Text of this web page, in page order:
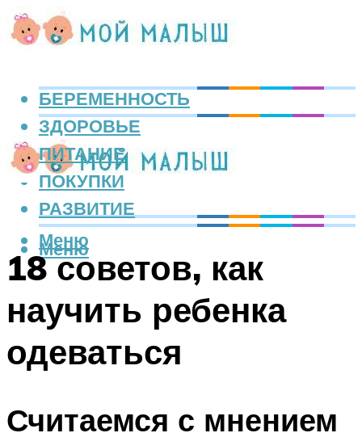
БЕРЕМЕННОСТЬ
ЗДОРОВЬЕ
ПИТАНИЕ
ПОКУПКИ
РАЗВИТИЕ
Меню
Меню
18 советов, как
научить ребенка
одеваться
Считаемся с мнением